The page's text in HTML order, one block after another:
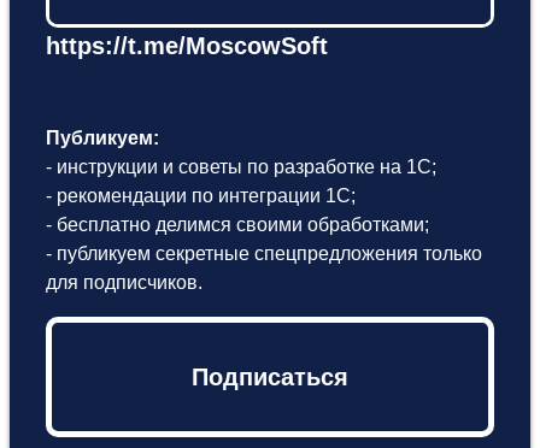
https://t.me/MoscowSoft
Публикуем:
- инструкции и советы по разработке на 1С;
- рекомендации по интеграции 1С;
- бесплатно делимся своими обработками;
- публикуем секретные спецпредложения только
для подписчиков.
Подписаться